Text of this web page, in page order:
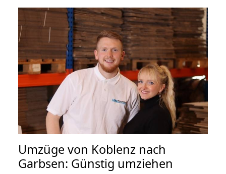
Umzüge von Koblenz nach
Garbsen: Günstig umziehen